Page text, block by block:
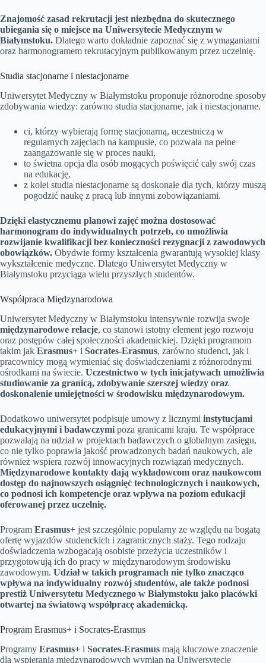
Znajomość zasad rekrutacji jest niezbędna do skutecznego
ubiegania się o miejsce na Uniwersytecie Medycznym w
Białymstoku. Dlatego warto dokładnie zapoznać się z wymaganiami
oraz harmonogramem rekrutacyjnym publikowanym przez uczelnię.
Studia stacjonarne i niestacjonarne
Uniwersytet Medyczny w Białymstoku proponuje różnorodne sposoby
zdobywania wiedzy: zarówno studia stacjonarne, jak i niestacjonarne.
ci, którzy wybierają formę stacjonarną, uczestniczą w
regularnych zajęciach na kampusie, co pozwala na pełne
zaangażowanie się w proces nauki,
to świetna opcja dla osób mogących poświęcić cały swój czas
na edukację,
z kolei studia niestacjonarne są doskonałe dla tych, którzy muszą
pogodzić naukę z pracą lub innymi zobowiązaniami.
Dzięki elastycznemu planowi zajęć można dostosować
harmonogram do indywidualnych potrzeb, co umożliwia
rozwijanie kwalifikacji bez konieczności rezygnacji z zawodowych
obowiązków. Obydwie formy kształcenia gwarantują wysokiej klasy
wykształcenie medyczne. Dlatego Uniwersytet Medyczny w
Białymstoku przyciąga wielu przyszłych studentów.
Współpraca Międzynarodowa
Uniwersytet Medyczny w Białymstoku intensywnie rozwija swoje
międzynarodowe relacje, co stanowi istotny element jego rozwoju
oraz postępów całej społeczności akademickiej. Dzięki programom
takim jak Erasmus+ i Socrates-Erasmus, zarówno studenci, jak i
pracownicy mogą wymieniać się doświadczeniami z różnorodnymi
ośrodkami na świecie. Uczestnictwo w tych inicjatywach umożliwia
studiowanie za granicą, zdobywanie szerszej wiedzy oraz
doskonalenie umiejętności w środowisku międzynarodowym.
Dodatkowo uniwersytet podpisuje umowy z licznymi instytucjami
edukacyjnymi i badawczymi poza granicami kraju. Te współprace
pozwalają na udział w projektach badawczych o globalnym zasięgu,
co nie tylko poprawia jakość prowadzonych badań naukowych, ale
również wspiera rozwój innowacyjnych rozwiązań medycznych.
Międzynarodowe kontakty dają wykładowcom oraz naukowcom
dostęp do najnowszych osiągnięć technologicznych i naukowych,
co podnosi ich kompetencje oraz wpływa na poziom edukacji
oferowanej przez uczelnię.
Program Erasmus+ jest szczególnie popularny ze względu na bogatą
ofertę wyjazdów studenckich i zagranicznych staży. Tego rodzaju
doświadczenia wzbogacają osobiste przeżycia uczestników i
przygotowują ich do pracy w międzynarodowym środowisku
zawodowym. Udział w takich programach nie tylko znacząco
wpływa na indywidualny rozwój studentów, ale także podnosi
prestiż Uniwersytetu Medycznego w Białymstoku jako placówki
otwartej na światową współpracę akademicką.
Program Erasmus+ i Socrates-Erasmus
Programy Erasmus+ i Socrates-Erasmus mają kluczowe znaczenie
dla wspierania międzynarodowych wymian na Uniwersytecie